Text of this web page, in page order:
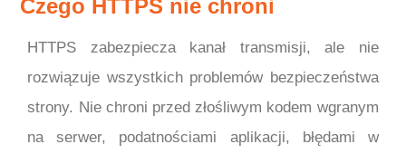
Czego HTTPS nie chroni
HTTPS zabezpiecza kanał transmisji, ale nie
rozwiązuje wszystkich problemów bezpieczeństwa
strony. Nie chroni przed złośliwym kodem wgranym
na serwer, podatnościami aplikacji, błędami w